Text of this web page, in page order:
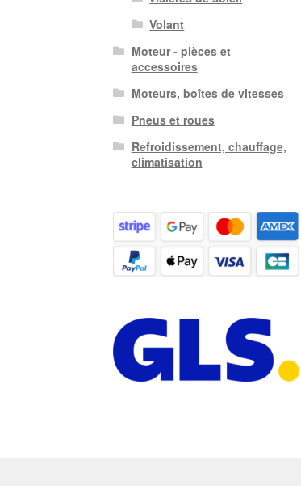
Volant
Moteur - pièces et
accessoires
Moteurs, boîtes de vitesses
Pneus et roues
Refroidissement, chauffage,
climatisation